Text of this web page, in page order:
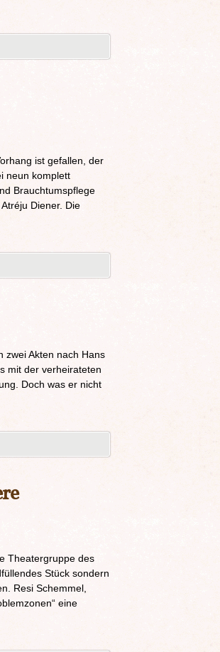
ist gefallen, der
neun komplett
Brauchtumspflege
Diener. Die
zwei Akten nach Hans
mit der verheirateten
Doch was er nicht
Theatergruppe des
Stück sondern
Resi Schemmel,
eine